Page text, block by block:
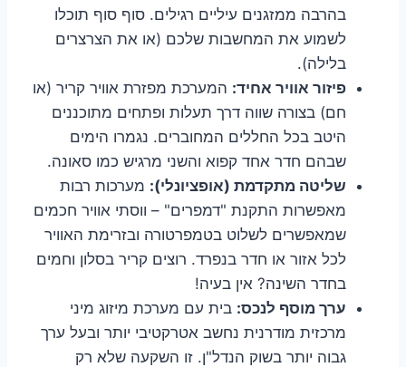
בהרבה ממזגנים עיליים רגילים. סוף סוף תוכלו
לשמוע את המחשבות שלכם (או את הצרצרים
בלילה).
פיזור אוויר אחיד: המערכת מפזרת אוויר קריר (או
חם) בצורה שווה דרך תעלות ופתחים מתוכננים
היטב בכל החללים המחוברים. נגמרו הימים
שבהם חדר אחד קפוא והשני מרגיש כמו סאונה.
שליטה מתקדמת (אופציונלי): מערכות רבות
מאפשרות התקנת "דמפרים" – ווסתי אוויר חכמים
שמאפשרים לשלוט בטמפרטורה ובזרימת האוויר
לכל אזור או חדר בנפרד. רוצים קריר בסלון וחמים
בחדר השינה? אין בעיה!
ערך מוסף לנכס: בית עם מערכת מיזוג מיני
מרכזית מודרנית נחשב אטרקטיבי יותר ובעל ערך
גבוה יותר בשוק הנדל"ן. זו השקעה שלא רק